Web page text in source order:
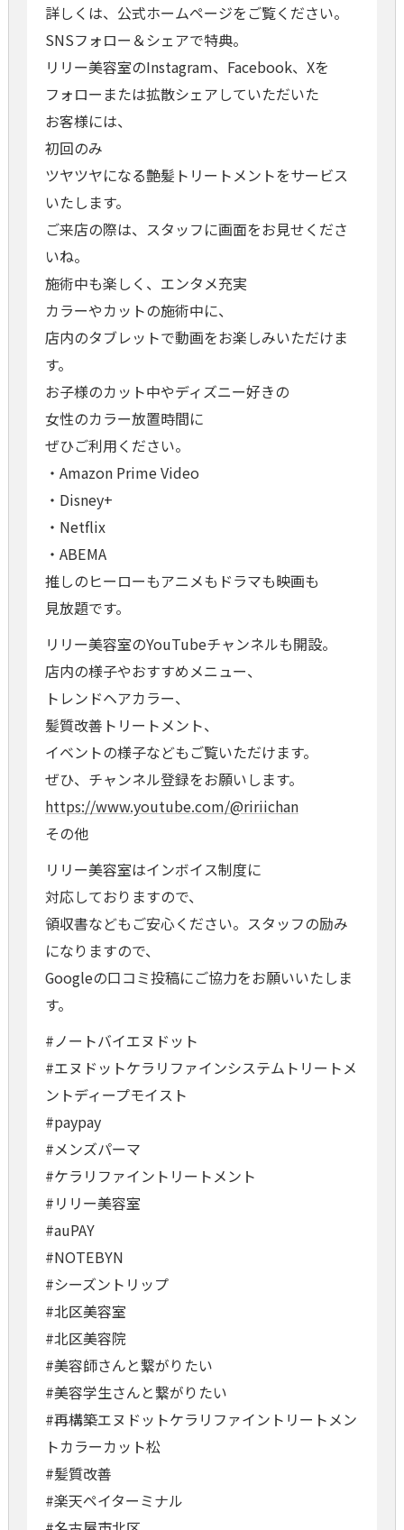
詳しくは、公式ホームページをご覧ください。
SNSフォロー＆シェアで特典。
リリー美容室のInstagram、Facebook、Xを
フォローまたは拡散シェアしていただいた
お客様には、
初回のみ
ツヤツヤになる艶髪トリートメントをサービス
いたします。
ご来店の際は、スタッフに画面をお見せくださ
いね。
施術中も楽しく、エンタメ充実
カラーやカットの施術中に、
店内のタブレットで動画をお楽しみいただけま
す。
お子様のカット中やディズニー好きの
女性のカラー放置時間に
ぜひご利用ください。
・Amazon Prime Video
・Disney+
・Netflix
・ABEMA
推しのヒーローもアニメもドラマも映画も
見放題です。
リリー美容室のYouTubeチャンネルも開設。
店内の様子やおすすめメニュー、
トレンドヘアカラー、
髪質改善トリートメント、
イベントの様子などもご覧いただけます。
ぜひ、チャンネル登録をお願いします。
https://www.youtube.com/@ririichan
その他
リリー美容室はインボイス制度に
対応しておりますので、
領収書などもご安心ください。スタッフの励み
になりますので、
Googleの口コミ投稿にご協力をお願いいたしま
す。
#ノートバイエヌドット
#エヌドットケラリファインシステムトリートメ
ントディープモイスト
#paypay
#メンズパーマ
#ケラリファイントリートメント
#リリー美容室
#auPAY
#NOTEBYN
#シーズントリップ
#北区美容室
#北区美容院
#美容師さんと繋がりたい
#美容学生さんと繋がりたい
#再構築エヌドットケラリファイントリートメン
トカラーカット松
#髪質改善
#楽天ペイターミナル